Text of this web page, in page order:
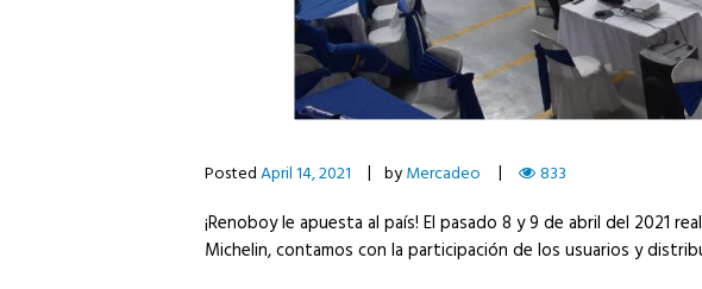
PostedApril 14, 2021 byMercadeo 833
¡Renoboy le apuesta al país! El pasado 8 y 9 de abril del 2021
Michelin, contamos con la participación de los usuarios y